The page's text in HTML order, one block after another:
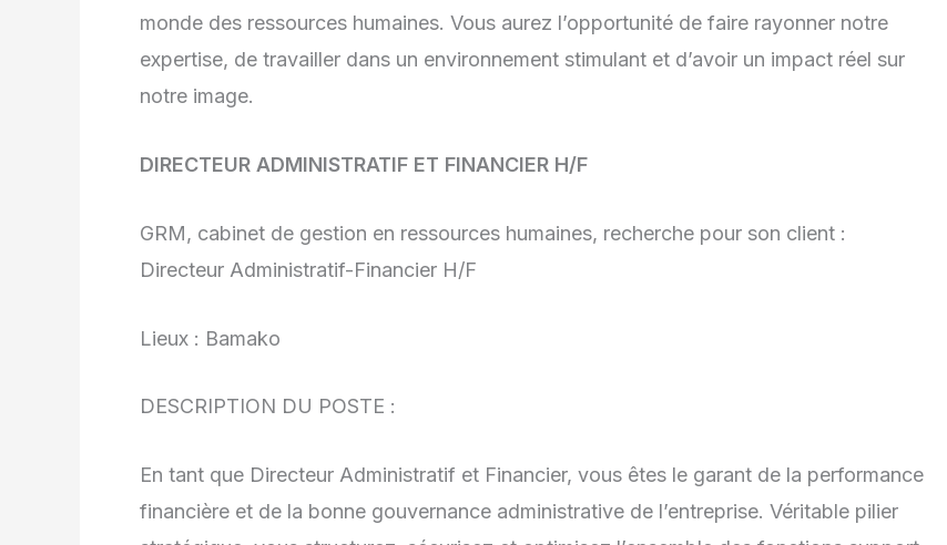
monde des ressources humaines. Vous aurez l’opportunité de faire rayonner notre
expertise, de travailler dans un environnement stimulant et d’avoir un impact réel sur
notre image.
DIRECTEUR ADMINISTRATIF ET FINANCIER H/F
GRM, cabinet de gestion en ressources humaines, recherche pour son client :
Directeur Administratif-Financier H/F
Lieux : Bamako
DESCRIPTION DU POSTE :
En tant que Directeur Administratif et Financier, vous êtes le garant de la performance
financière et de la bonne gouvernance administrative de l’entreprise. Véritable pilier